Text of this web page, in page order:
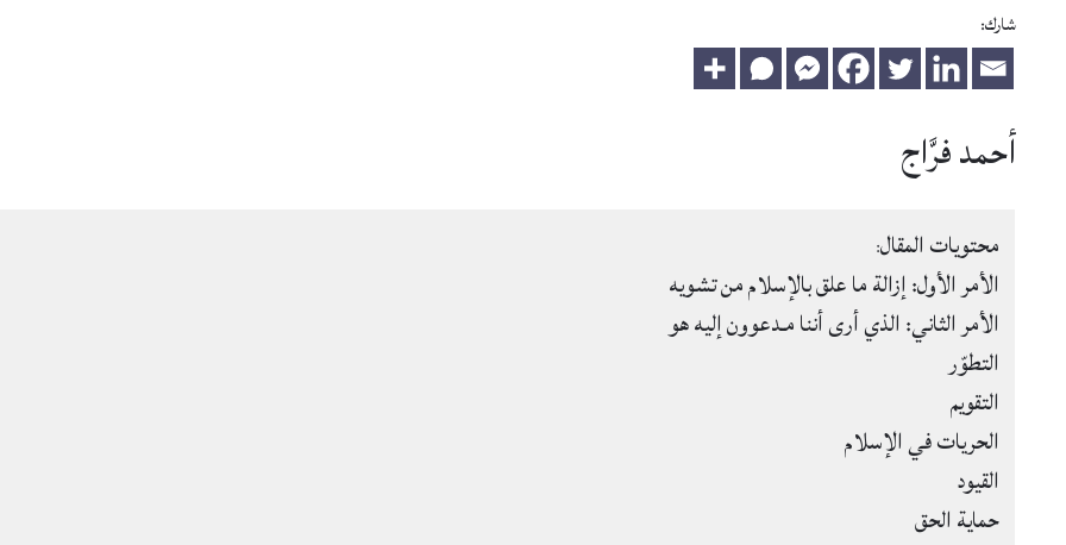
شارك:
أحمد فرَّاج
محتويات المقال:
الأمر الأول: إزالة ما علق بالإسلام من تشويه
الأمر الثاني: الذي أرى أننا مـدعوون إليه هو
التطوّر
التقويم
الحريات في الإسلام
القيود
حماية الحق